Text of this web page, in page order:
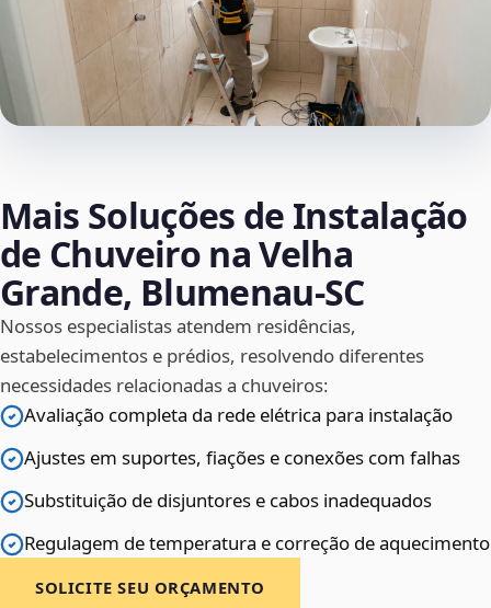
Mais Soluções de Instalação
de Chuveiro na Velha
Grande, Blumenau‑SC
Nossos especialistas atendem residências,
estabelecimentos e prédios, resolvendo diferentes
necessidades relacionadas a chuveiros:
Avaliação completa da rede elétrica para instalação
Ajustes em suportes, fiações e conexões com falhas
Substituição de disjuntores e cabos inadequados
Regulagem de temperatura e correção de aquecimento
SOLICITE SEU ORÇAMENTO